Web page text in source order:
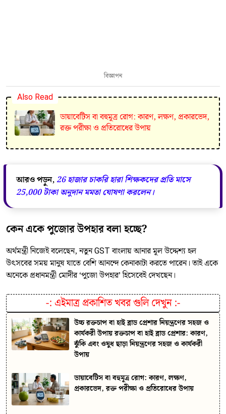
বিজ্ঞাপন
Also Read
ডায়াবেটিস বা বহুমূত্র রোগ: কারণ, লক্ষণ, প্রকারভেদ,
রক্ত পরীক্ষা ও প্রতিরোধের উপায়
আরও পড়ুন,26 হাজার চাকরি হারা শিক্ষকদের প্রতি মাসে
25,000 টাকা অনুদান মমতা ঘোষণা করলেন।
কেন একে পুজোর উপহার বলা হচ্ছে?
অর্থমন্ত্রী নিজেই বলেছেন, নতুন GST বাংলায় আনার মূল উদ্দেশ্য হল
উৎসবের সময় মানুষ যাতে বেশি আনন্দে কেনাকাটা করতে পারেন। তাই একে
অনেকে প্রধানমন্ত্রী মোদীর ‘পুজো উপহার’ হিসেবেই দেখছেন।
-: এইমাত্র প্রকাশিত খবর গুলি দেখুন:-
উচ্চ রক্তচাপ বা হাই ব্লাড প্রেশার নিয়ন্ত্রণের সহজ ও
কার্যকরী উপায় রক্তচাপ বা হাই ব্লাড প্রেশার: কারণ,
ঝুঁকি এবং ওষুধ ছাড়া নিয়ন্ত্রণের সহজ ও কার্যকরী
উপায়
ডায়াবেটিস বা বহুমূত্র রোগ: কারণ, লক্ষণ,
প্রকারভেদ, রক্ত পরীক্ষা ও প্রতিরোধের উপায়